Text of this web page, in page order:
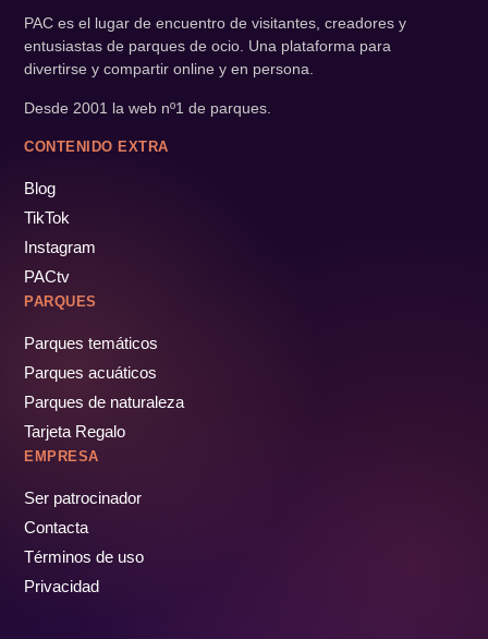
PAC es el lugar de encuentro de visitantes, creadores y
entusiastas de parques de ocio. Una plataforma para
divertirse y compartir online y en persona.
Desde 2001 la web nº1 de parques.
CONTENIDO EXTRA
Blog
TikTok
Instagram
PACtv
PARQUES
Parques temáticos
Parques acuáticos
Parques de naturaleza
Tarjeta Regalo
EMPRESA
Ser patrocinador
Contacta
Términos de uso
Privacidad